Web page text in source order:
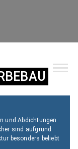
und Abdichtungen
sind aufgrund
besonders beliebt